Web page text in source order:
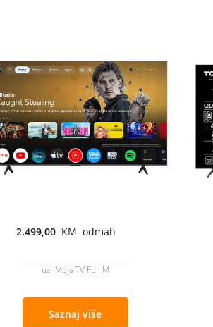
2.499,00 KM odmah
uz Moja TV Full M
Saznaj više